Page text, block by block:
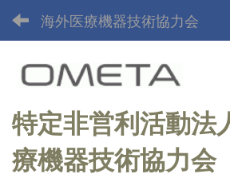
海外医療機器技術協力会
特定非営利活動
療機器技術協力会